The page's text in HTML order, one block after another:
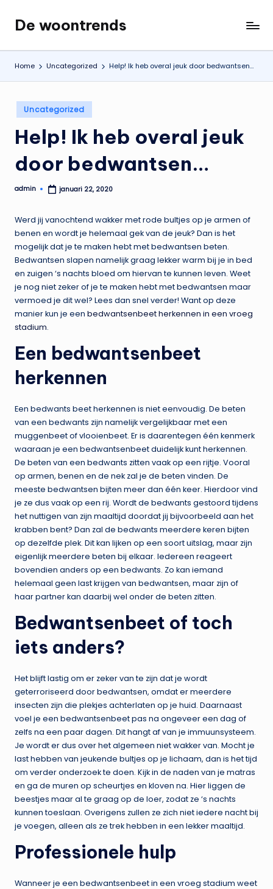
de
inhoud
De woontrends
Interieur
en
lifestyle
Home Uncategorized Help! Ik heb overal jeuk door bedwantsen…
Geplaatst
in
Uncategorized
Help! Ik heb overal jeuk
door bedwantsen…
Geplaatst
admin januari 22, 2020
Werd jij vanochtend wakker met rode bultjes op je armen of
benen en wordt je helemaal gek van de jeuk? Dan is het
mogelijk dat je te maken hebt met bedwantsen beten.
Bedwantsen slapen namelijk graag lekker warm bij je in bed
en zuigen ‘s nachts bloed om hiervan te kunnen leven. Weet
je nog niet zeker of je te maken hebt met bedwantsen maar
vermoed je dit wel? Lees dan snel verder! Want op deze
manier kun je een bedwantsenbeet herkennen in een vroeg
stadium.
Een bedwantsenbeet
herkennen
Een bedwants beet herkennen is niet eenvoudig. De beten
van een bedwants zijn namelijk vergelijkbaar met een
muggenbeet of vlooienbeet. Er is daarentegen één kenmerk
waaraan je een bedwantsenbeet duidelijk kunt herkennen.
De beten van een bedwants zitten vaak op een rijtje. Vooral
op armen, benen en de nek zal je de beten vinden. De
meeste bedwantsen bijten meer dan één keer. Hierdoor vind
je ze dus vaak op een rij. Wordt de bedwants gestoord tijdens
het nuttigen van zijn maaltijd doordat jij bijvoorbeeld aan het
krabben bent? Dan zal de bedwants meerdere keren bijten
op dezelfde plek. Dit kan lijken op een soort uitslag, maar zijn
eigenlijk meerdere beten bij elkaar. Iedereen reageert
bovendien anders op een bedwants. Zo kan iemand
helemaal geen last krijgen van bedwantsen, maar zijn of
haar partner kan daarbij wel onder de beten zitten.
Bedwantsenbeet of toch
iets anders?
Het blijft lastig om er zeker van te zijn dat je wordt
geterroriseerd door bedwantsen, omdat er meerdere
insecten zijn die plekjes achterlaten op je huid. Daarnaast
voel je een bedwantsenbeet pas na ongeveer een dag of
zelfs na een paar dagen. Dit hangt af van je immuunsysteem.
Je wordt er dus over het algemeen niet wakker van. Mocht je
last hebben van jeukende bultjes op je lichaam, dan is het tijd
om verder onderzoek te doen. Kijk in de naden van je matras
en ga de muren op scheurtjes en kloven na. Hier liggen de
beestjes maar al te graag op de loer, zodat ze ‘s nachts
kunnen toeslaan. Overigens zullen ze zich niet iedere nacht bij
je voegen, alleen als ze trek hebben in een lekker maaltijd.
Professionele hulp
Wanneer je een bedwantsenbeet in een vroeg stadium weet